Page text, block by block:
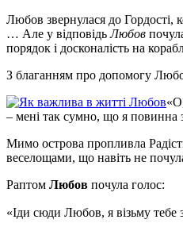
Любов звернулася до Гордості,
… Але у відповідьЛюбов
порядок і досконалість на
З благанням про допомогу
– мені так сумно, що я повинна
Мимо острова пропливла
веселощами, що навіть не
Раптом Любов почула голос:
«Іди сюди Любов, я візьму тебе